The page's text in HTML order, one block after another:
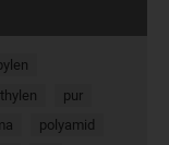
pur
polyamid